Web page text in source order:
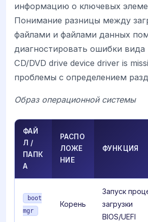
информацию о ключевых
Понимание разницы между
файлами и файлами данных
диагностировать ошибки вида
CD/DVD drive device driver is
проблемы с определением
Образ операционной системы
ФАЙ
Л /
ПАПК
А
РАСПО
ЛОЖЕ
НИЕ
ФУНКЦИЯ
boot
mgr
Корень
Запуск
загрузки
BIOS/UEFI